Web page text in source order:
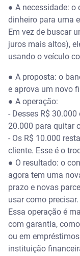
● A necessidade: o
dinheiro para uma
Em vez de buscar
juros mais altos),
usando o veículo
● A proposta: o
e aprova um novo
● A operação:
- Desses R$
20.000 para quitar
- Os R$ 10.000
cliente. Esse é o
● O resultado: o
agora tem uma
prazo e novas
usar como precisar.
Essa operação é
com garantia,
ou em
instituição